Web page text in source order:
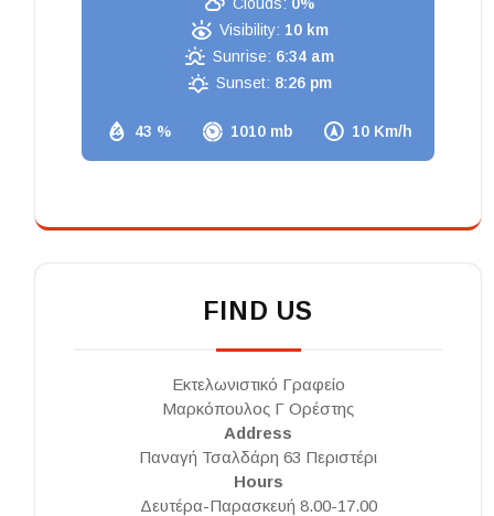
43 % 1010 mb 10 Km/h
Visibility: 10 km
Sunrise: 6:34 am
Sunset: 8:26 pm
FIND US
Εκτελωνιστικό Γραφείο
Μαρκόπουλος Γ Ορέστης
Address
Παναγή Τσαλδάρη 63 Περιστέρι
Hours
Δευτέρα-Παρασκευή 8.00-17.00